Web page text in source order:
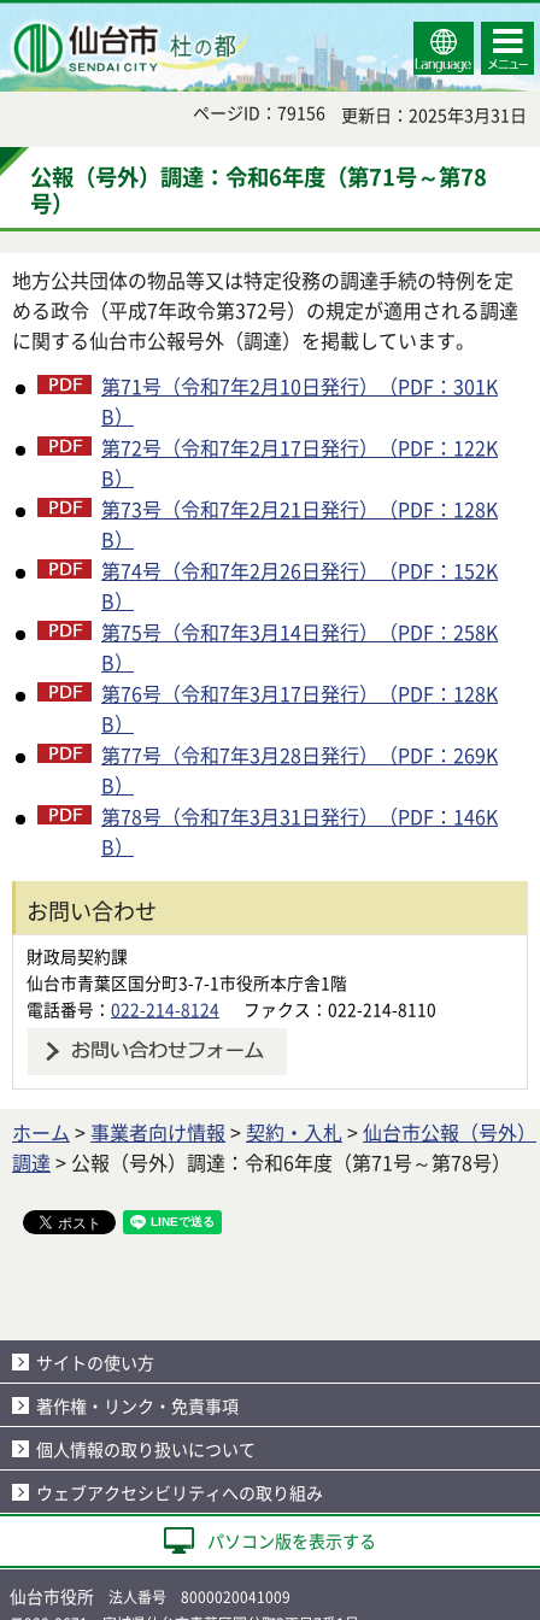
Select
Language
コンテ
ンツメ
ニュー
ページID：79156 更新日：2025年3月31日
公報（号外）調達：令和6年度（第71号～第78
号）
地方公共団体の物品等又は特定役務の調達手続の特例を定
める政令（平成7年政令第372号）の規定が適用される調達
に関する仙台市公報号外（調達）を掲載しています。
第71号（令和7年2月10日発行）（PDF：301K
B）
第72号（令和7年2月17日発行）（PDF：122K
B）
第73号（令和7年2月21日発行）（PDF：128K
B）
第74号（令和7年2月26日発行）（PDF：152K
B）
第75号（令和7年3月14日発行）（PDF：258K
B）
第76号（令和7年3月17日発行）（PDF：128K
B）
第77号（令和7年3月28日発行）（PDF：269K
B）
第78号（令和7年3月31日発行）（PDF：146K
B）
お問い合わせ
財政局契約課
仙台市青葉区国分町3-7-1市役所本庁舎1階
電話番号： 022-214-8124 ファクス：022-214-8110
ホーム >事業者向け情報 > 契約・入札>仙台市公報（号外）
調達 > 公報（号外）調達：令和6年度（第71号～第78号）
サイトの使い方
著作権・リンク・免責事項
個人情報の取り扱いについて
ウェブアクセシビリティへの取り組み
パソコン版を表示する
仙台市役所 法人番号 8000020041009